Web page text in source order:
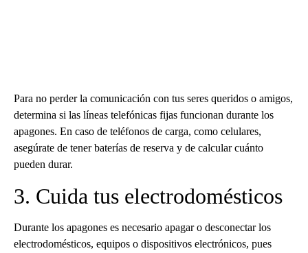
Para no perder la comunicación con tus seres queridos o amigos,
determina si las líneas telefónicas fijas funcionan durante los
apagones. En caso de teléfonos de carga, como celulares,
asegúrate de tener baterías de reserva y de calcular cuánto
pueden durar.
3. Cuida tus electrodomésticos
Durante los apagones es necesario apagar o desconectar los
electrodomésticos, equipos o dispositivos electrónicos, pues